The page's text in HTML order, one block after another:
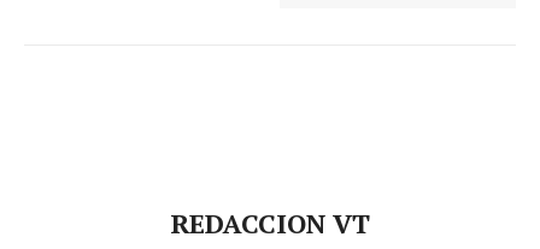
REDACCION VT